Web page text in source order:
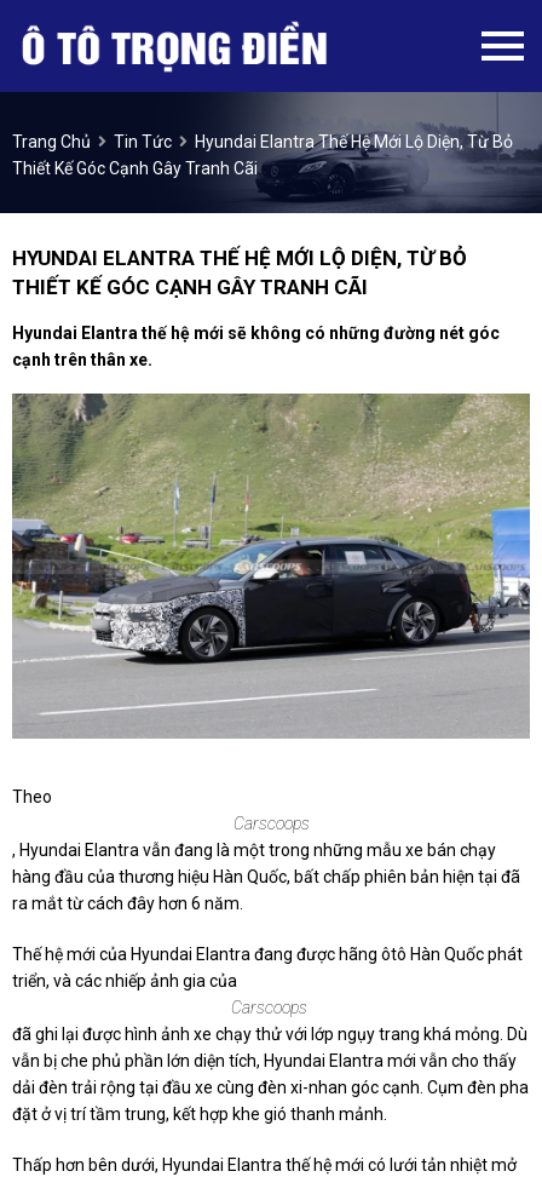
Trang Chủ Tin Tức
Hyundai Elantra Thế Hệ Mới Lộ Diện, Từ Bỏ
Thiết Kế Góc Cạnh Gây Tranh Cãi
HYUNDAI ELANTRA THẾ HỆ MỚI LỘ DIỆN, TỪ BỎ
THIẾT KẾ GÓC CẠNH GÂY TRANH CÃI
Hyundai Elantra thế hệ mới sẽ không có những đường nét góc
cạnh trên thân xe.
Theo
Carscoops
, Hyundai Elantra vẫn đang là một trong những mẫu xe bán chạy
hàng đầu của thương hiệu Hàn Quốc, bất chấp phiên bản hiện tại đã
ra mắt từ cách đây hơn 6 năm.
Thế hệ mới của Hyundai Elantra đang được hãng ôtô Hàn Quốc phát
triển, và các nhiếp ảnh gia của
Carscoops
đã ghi lại được hình ảnh xe chạy thử với lớp ngụy trang khá mỏng. Dù
vẫn bị che phủ phần lớn diện tích, Hyundai Elantra mới vẫn cho thấy
dải đèn trải rộng tại đầu xe cùng đèn xi-nhan góc cạnh. Cụm đèn pha
đặt ở vị trí tầm trung, kết hợp khe gió thanh mảnh.
Thấp hơn bên dưới, Hyundai Elantra thế hệ mới có lưới tản nhiệt mở